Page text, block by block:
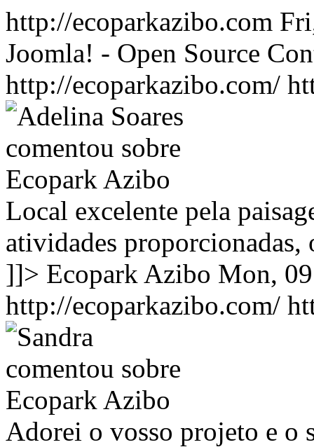
http://ecoparkazibo.com
Joomla! - Open Source
http://ecoparkazibo.com/
Local excelente pela
atividades
]]> Ecopark Azibo Mon,
http://ecoparkazibo.com/
Adorei o vosso projeto e